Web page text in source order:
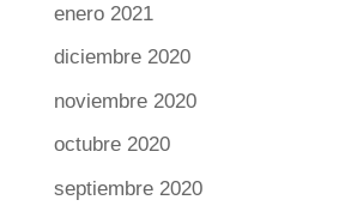
enero 2021
diciembre 2020
noviembre 2020
octubre 2020
septiembre 2020